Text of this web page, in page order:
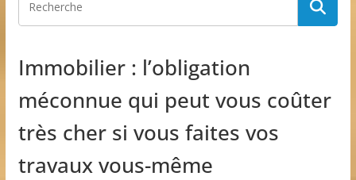
Immobilier : l’obligation
méconnue qui peut vous coûter
très cher si vous faites vos
travaux vous-même